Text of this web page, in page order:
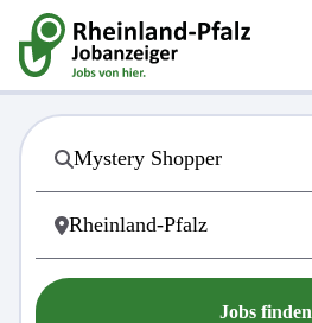
Jobs finden